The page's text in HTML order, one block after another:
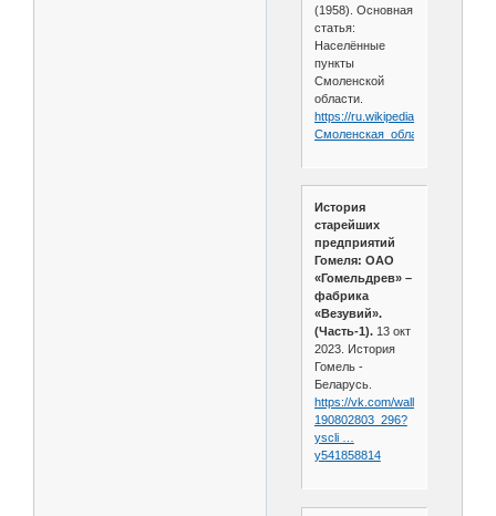
(1958). Основная
статья:
Населённые
пункты
Смоленской
области.
https://ru.wikipedia.org/wiki/
Смоленская_область
История
старейших
предприятий
Гомеля: ОАО
«Гомельдрев» –
фабрика
«Везувий».
(Часть-1).13 окт
2023. История
Гомель -
Беларусь.
https://vk.com/wall-
190802803_296?
yscli …
y541858814